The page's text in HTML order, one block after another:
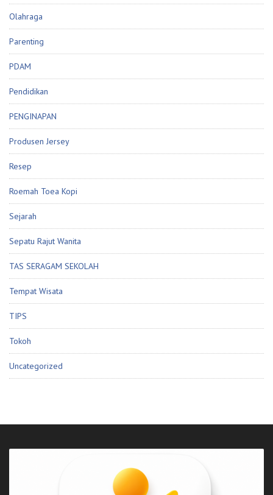
Olahraga
Parenting
PDAM
Pendidikan
PENGINAPAN
Produsen Jersey
Resep
Roemah Toea Kopi
Sejarah
Sepatu Rajut Wanita
TAS SERAGAM SEKOLAH
Tempat Wisata
TIPS
Tokoh
Uncategorized